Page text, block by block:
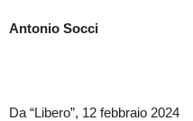
Antonio Socci
Da “Libero”, 12 febbraio 2024